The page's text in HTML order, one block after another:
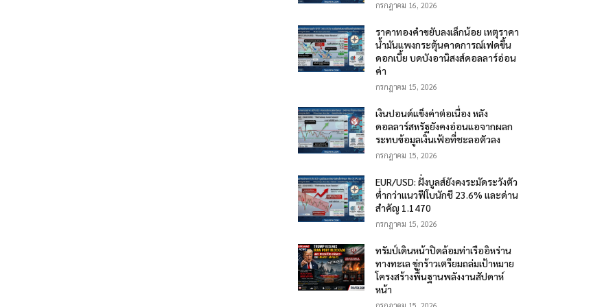
กรกฎาคม 16, 2026
ราคาทองคำขยับลงเล็กน้อย เหตุราคา
น้ำมันแพงกระตุ้นคาดการณ์เฟดขึ้น
ดอกเบี้ย บดบังอานิสงส์ดอลลาร์อ่อน
ค่า
กรกฎาคม 15, 2026
เงินปอนด์แข็งค่าต่อเนื่อง หลัง
ดอลลาร์สหรัฐยังคงอ่อนแอจากผลก
ระทบข้อมูลเงินเฟ้อที่ชะลอตัวลง
กรกฎาคม 15, 2026
EUR/USD: ฝั่งบูลส์ยังคงระมัดระวังตัว
ต่ำกว่าแนวฟีโบนักชี 23.6% และด่าน
สำคัญ 1.1470
กรกฎาคม 15, 2026
ทรัมป์เดินหน้าปิดล้อมท่าเรืออิหร่าน
ทางทะเล ขู่กร้าวเตรียมถล่มเป้าหมาย
โครงสร้างพื้นฐานพลังงานสัปดาห์
หน้า